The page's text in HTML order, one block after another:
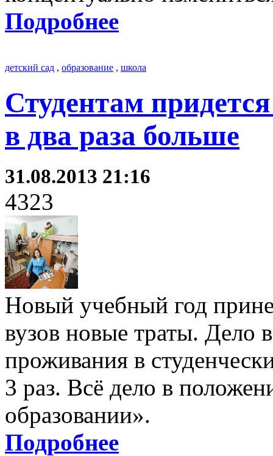
Подробнее
детский сад , образование , школа
Студентам
в два раза больше
31.08.2013 21:16
4323
Новый учебный год
вузов новые траты. Дело
проживания в
3 раз. Всё дело в
образовании».
Подробнее